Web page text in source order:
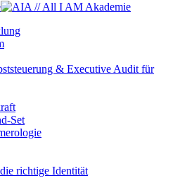
& Executive Audit für
Set
richtige Identität